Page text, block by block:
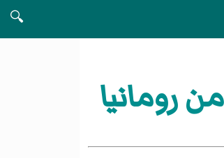
🔍
رومانيا